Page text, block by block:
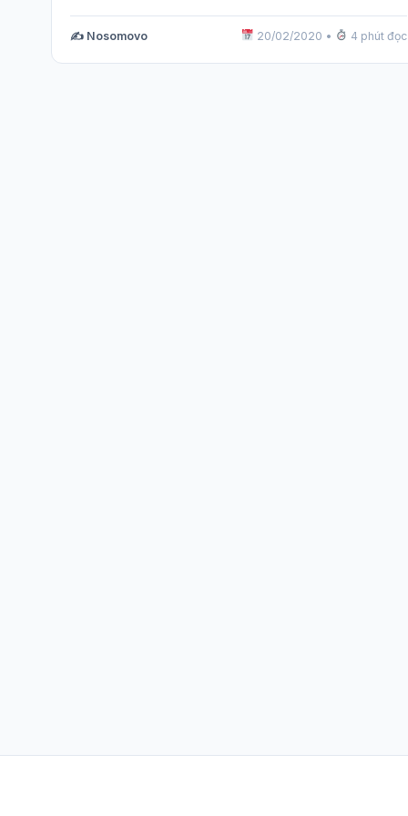
✍️ Nosomovo 20/02/2020 • 4 phút đọc